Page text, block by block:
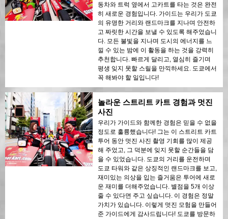
동차와 트럭 옆에서 고카트를 타는 것은 완전
히 새로운 경험입니다. 가이드는 우리가 도쿄
의 유명한 거리와 랜드마크를 지나며 안전하
고 짜릿한 시간을 보낼 수 있도록 해주었습니
다. 모든 불빛을 지나며 도시의 에너지를 느
낄 수 있는 밤에 이 활동을 하는 것을 강력히
추천합니다. 빠르게 달리고, 열심히 즐기며
평생 잊지 못할 스릴을 만끽하세요. 도쿄에서
꼭 해봐야 할 일입니다!
놀라운 스트리트 카트 경험과 멋진
사진
우리가 가이드와 함께한 경험은 믿을 수 없을
정도로 훌륭했습니다! 그는 이 스트리트 카트
투어 동안 멋진 사진 촬영 기회를 많이 제공
해 주었고, 그 덕분에 잊지 못할 순간들을 담
을 수 있었습니다. 도쿄의 거리를 운전하며
도쿄 타워와 같은 상징적인 랜드마크를 보고,
재미있는 의상을 입는 즐거움은 투어에 새로
운 재미를 더해주었습니다. 별점을 5개 이상
줄 수 있다면 주고 싶습니다. 이 경험은 정말
가치가 있습니다. 이렇게 멋진 모험을 만들어
준 가이드에게 감사드립니다! 도쿄를 방문하